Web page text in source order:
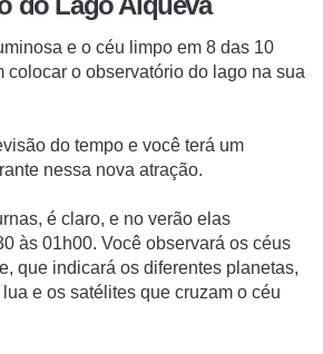
e o céu limpo em 8 das 10
colocar o observatório do lago na sua
do tempo e você terá um
nessa nova atração.
é claro, e no verão elas
às 01h00. Você observará os céus
que indicará os diferentes planetas,
e os satélites que cruzam o céu